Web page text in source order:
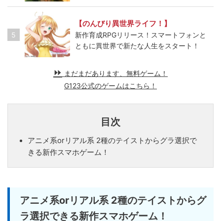
5
【のんびり異世界ライフ！】
新作育成RPGリリース！スマートフォンと
ともに異世界で新たな人生をスタート！
まだまだあります、無料ゲーム！
G123公式のゲームはこちら！
目次
アニメ系orリアル系 2種のテイストからグラ選択で
きる新作スマホゲーム！
アニメ系orリアル系 2種のテイストからグ
ラ選択できる新作スマホゲーム！